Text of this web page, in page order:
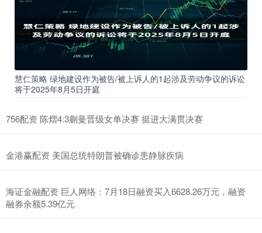
慧仁策略 绿地建设作为被告/被上诉人的1起涉及劳动争议的诉讼
将于2025年8月5日开庭
756配资 陈熠4:3蒯曼晋级女单决赛 挺进大满贯决赛
金港赢配资 美国总统特朗普被确诊患静脉疾病
海证金融配资 巨人网络：7月18日融资买入6628.26万元，融资
融券余额5.39亿元